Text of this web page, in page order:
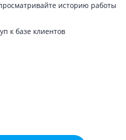
историю работы
к базе клиентов